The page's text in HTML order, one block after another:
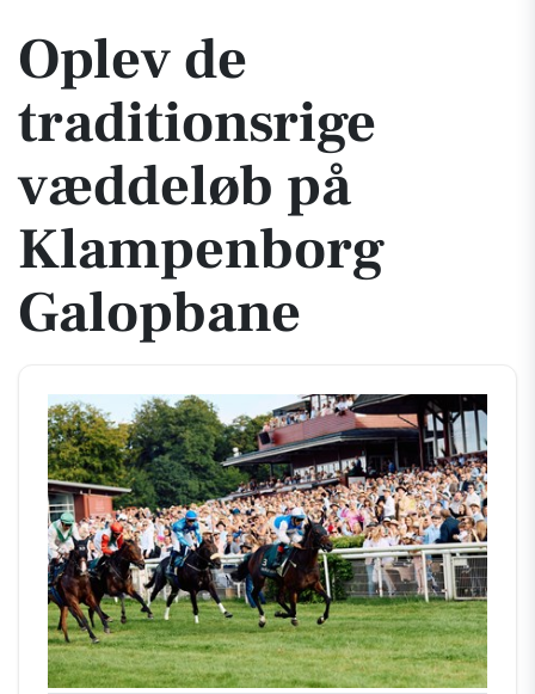
Oplev de
traditionsrige
væddeløb på
Klampenborg
Galopbane